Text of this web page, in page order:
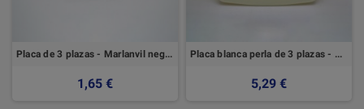
Placa de 3 plazas - Marlanvil negro brillante
1,65 €
Placa blanca perla de 3 plazas - Serie Modo - Master
5,29 €